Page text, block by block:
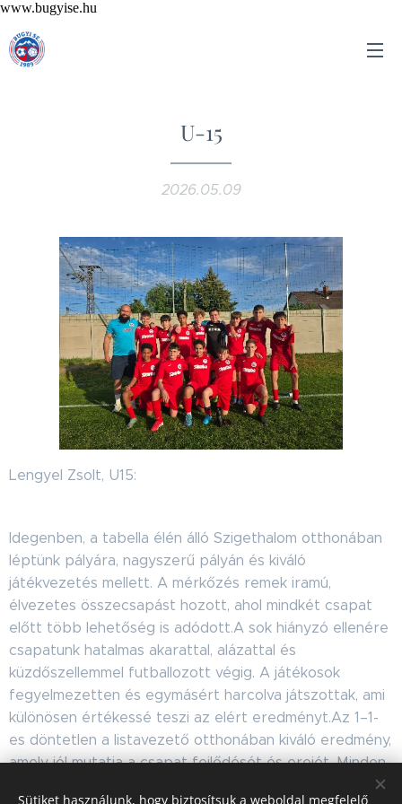
www.bugyise.hu
U-15
2026.05.09
Lengyel Zsolt, U15:
Idegenben, a tabella élén álló Szigethalom otthonában
léptünk pályára, nagyszerű pályán és kiváló
játékvezetés mellett. A mérkőzés remek iramú,
élvezetes összecsapást hozott, ahol mindkét csapat
előtt több lehetőség is adódott.A sok hiányzó ellenére
csapatunk hatalmas akarattal, alázattal és
küzdőszellemmel futballozott végig. A játékosok
fegyelmezetten és egymásért harcolva játszottak, ami
különösen értékessé teszi az elért eredményt.Az 1–1-
es döntetlen a listavezető otthonában kiváló eredmény,
amely jól mutatja a csapat fejlődését és erejét. Minden
Sütiket használunk, hogy biztosítsuk a weboldal megfelelő